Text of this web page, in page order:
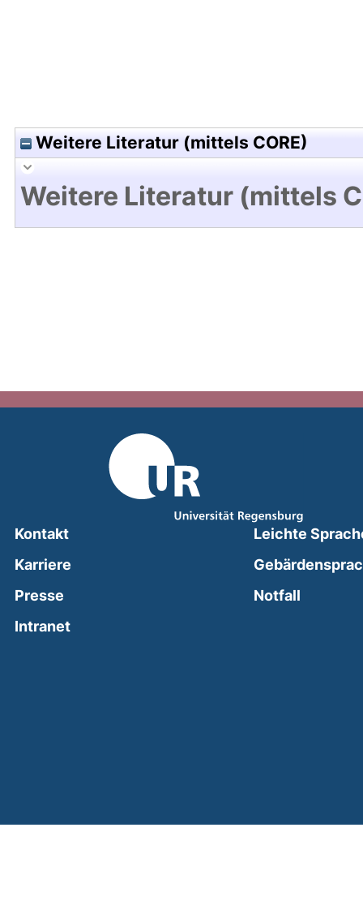
Weitere Literatur (mittels CORE)
Weitere Literatur (mittels
Kontakt
Karriere
Presse
Intranet(external link, opens in a new window)
Leichte
Notfall